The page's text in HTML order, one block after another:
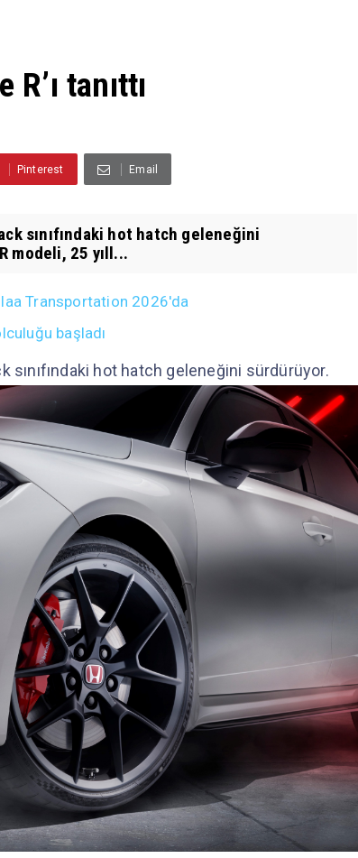
tanıttı
Pinterest Email
sınıfındaki hot hatch geleneğini
modeli, 25 yıll...
Transportation 2026'da
başladı
hot hatch geleneğini sürdürüyor.